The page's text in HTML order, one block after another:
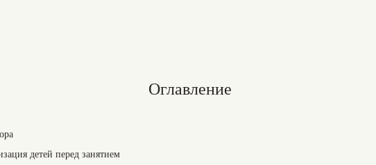
Оглавление
детей перед занятием